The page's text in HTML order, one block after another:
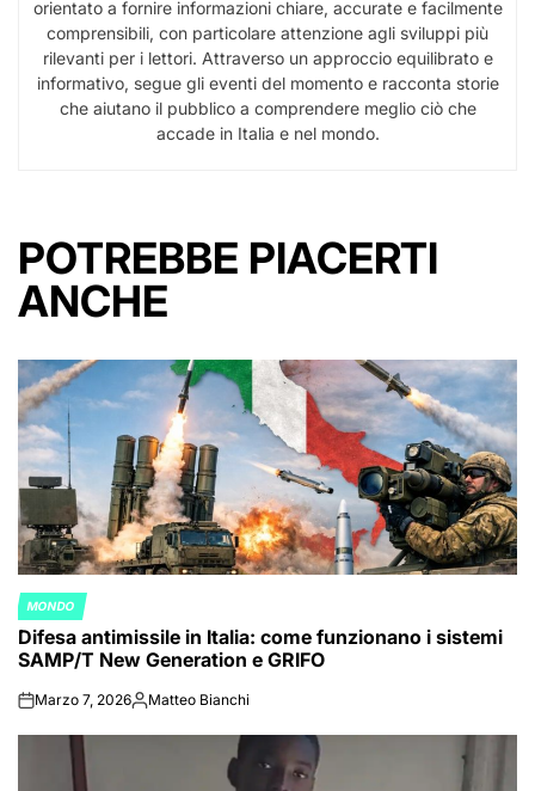
orientato a fornire informazioni chiare, accurate e facilmente
comprensibili, con particolare attenzione agli sviluppi più
rilevanti per i lettori. Attraverso un approccio equilibrato e
informativo, segue gli eventi del momento e racconta storie
che aiutano il pubblico a comprendere meglio ciò che
accade in Italia e nel mondo.
POTREBBE PIACERTI
ANCHE
POSTED
IN
MONDO
Difesa antimissile in Italia: come funzionano i sistemi
SAMP/T New Generation e GRIFO
onMarzo 7, 2026Posted
Matteo Bianchi